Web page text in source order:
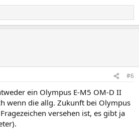
#6
ein Olympus E-M5 OM-D II
wenn die allg. Zukunft bei Olympus
versehen ist, es gibt ja